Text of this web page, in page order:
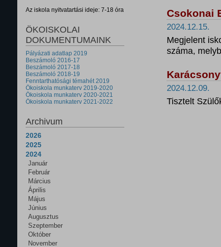
Az iskola nyitvatartási ideje: 7-18 óra
ÖKOISKOLAI
DOKUMENTUMAINK
Pályázati adatlap 2019
Beszámoló 2016-17
Beszámoló 2017-18
Beszámoló 2018-19
Fenntarthatósági témahét 2019
Ökoiskola munkaterv 2019-2020
Ökoiskola munkaterv 2020-2021
Ökoiskola munkaterv 2021-2022
Archivum
2026
2025
2024
Január
Február
Március
Április
Május
Június
Augusztus
Szeptember
Október
November
Csokonai
2024.12.15.
Megjelent
száma,
2024.12.09.
Tisztelt